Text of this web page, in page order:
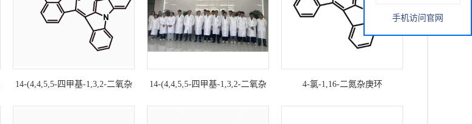
14-(4,4,5,5-四甲基-1,3,2-二氧杂
14-(4,4,5,5-四甲基-1,3,2-二氧杂
4-氯-1,16-二氮杂庚环
手机访问官网